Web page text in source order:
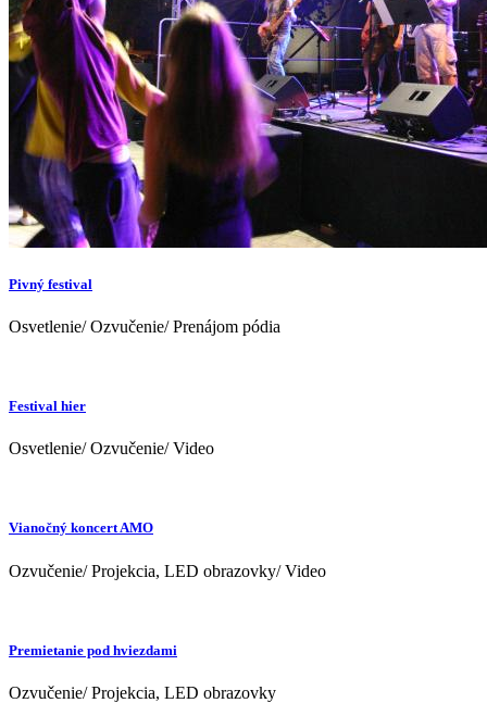
Pivný festival
Osvetlenie/ Ozvučenie/ Prenájom pódia
Festival hier
Osvetlenie/ Ozvučenie/ Video
Vianočný koncert AMO
Ozvučenie/ Projekcia, LED obrazovky/ Video
Premietanie pod hviezdami
Ozvučenie/ Projekcia, LED obrazovky